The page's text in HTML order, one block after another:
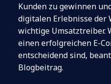
Kunden zu gewinnen
digitalen Erlebnisse der
wichtige Umsatztreiber.
einen erfolgreichen E-
entscheidend sind,
Blogbeitrag.